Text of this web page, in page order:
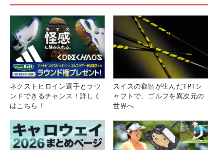
ネクストヒロイン選手とラウ
ンドできるチャンス！詳しく
はこちら！
スイスの叡智が生んだTPTシ
ャフトで、ゴルフを異次元の
世界へ